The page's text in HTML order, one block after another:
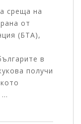
среща на
от
(БТА),
в
получи